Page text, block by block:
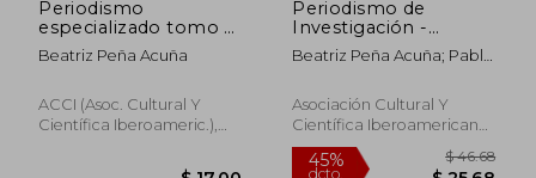
45%
dcto.
$ 43.19 45%
dcto.
Periodismo
especializado tomo II
(Contenidos
universitarios)
Beatriz Peña Acuña
ACCI (Asoc. Cultural Y
Científica Iberoameric.),
Periodismo de
Investigación -
Research Journalism
(en Español, Inglés)
Beatriz Peña Acuña; Pablo
Herrero Curiel; Natalia
Berger; Ekmel Gecer;
Johana Kotisová; María
Elena Del Valle
Asociación Cultural Y
Científica Iberoamericana,
2017, 1 Edición, Tapa
Blanda, Nuevo